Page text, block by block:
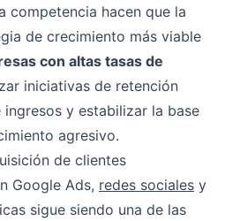
competencia hacen que la
de crecimiento más viable
con altas tasas de
iniciativas de retención
y estabilizar la base
agresivo.
de clientes
Google Ads, redes sociales y
sigue siendo una de las